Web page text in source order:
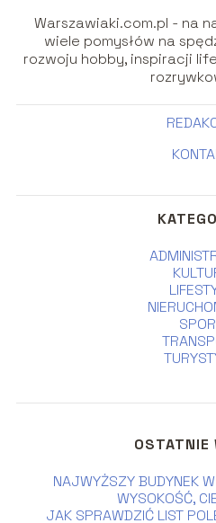
Warszawiaki.com.pl - na
wiele pomysłów na
rozwoju hobby, inspiracji
OSTATNIE
NAJWYŻSZY BUDYNEK
WYSOKOŚĆ,
JAK SPRAWDZIĆ LIST